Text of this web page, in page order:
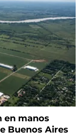
en manos
Buenos Aires